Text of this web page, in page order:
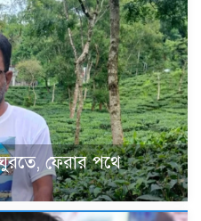
ফেরার পথে